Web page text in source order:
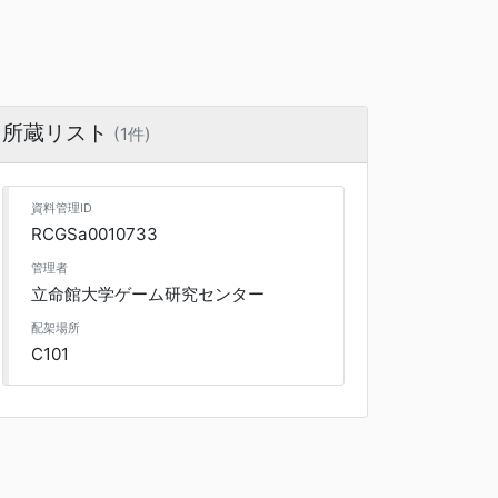
所蔵リスト (1件)
資料管理ID
RCGSa0010733
管理者
立命館大学ゲーム研究センター
配架場所
C101